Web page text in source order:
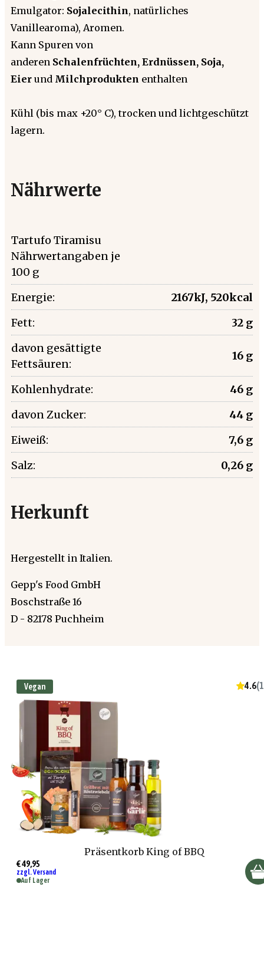
Emulgator: Sojalecithin, natürliches
Vanillearoma), Aromen.
Kann Spuren von
anderen Schalenfrüchten, Erdnüssen, Soja,
Eier und Milchprodukten enthalten
Kühl (bis max +20° C), trocken und lichtgeschützt
lagern.
Nährwerte
Tartufo Tiramisu
Nährwertangaben je
100 g
Energie:
2167kJ, 520kcal
Fett:
32 g
davon gesättigte
Fettsäuren:
16 g
Kohlenhydrate:
46 g
davon Zucker:
44 g
Eiweiß:
7,6 g
Salz:
0,26 g
Herkunft
Hergestellt in Italien.
Gepp's Food GmbH
Boschstraße 16
D - 82178 Puchheim
Vegan 4.6(
Präsentkorb King of BBQ
€ 49,95
zzgl. Versand
Auf Lager